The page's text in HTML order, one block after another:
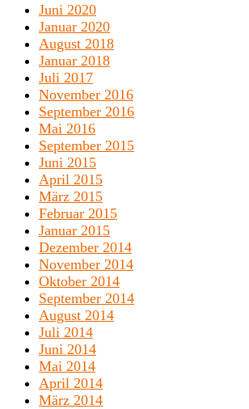
Juni 2020
Januar 2020
August 2018
Januar 2018
Juli 2017
November 2016
September 2016
Mai 2016
September 2015
Juni 2015
April 2015
März 2015
Februar 2015
Januar 2015
Dezember 2014
November 2014
Oktober 2014
September 2014
August 2014
Juli 2014
Juni 2014
Mai 2014
April 2014
März 2014